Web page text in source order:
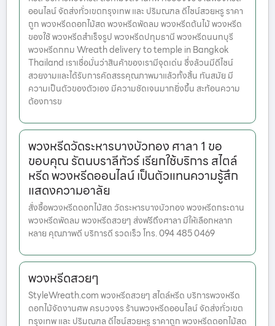
ออนไลน์ จัดส่งทั่วเขตกรุงเทพ และ ปริมณฑล ดีไซน์สวยหรู ราคา
ถูก พวงหรีดดอกไม้สด พวงหรีดพัดลม พวงหรีดต้นไม้ พวงหรีด
ของใช้ พวงหรีดสำเร็จรูป พวงหรีดปทุมธานี พวงหรีดนนทบุรี
พวงหรีดกทม Wreath delivery to temple in Bangkok
Thailand เราเชื่อมั่นว่าสินค้าของเรามีจุดเด่น ซึ่งล้วนมีดีไซน์
สวยงามและได้รับการคัดสรรคุณภาพมาแล้วทั้งสิ้น ทันสมัย มี
ความเป็นตัวของตัวเอง มีความชัดเจนมากยิ่งขึ้น สะท้อนความ
ต้องการข
พวงหรีดวัดระหารบางบัวทอง ศาลา 1 ขอ
ขอบคุณ รัตนบราลีทัวร์ เรียกใช้บริการ สไตล์
หรีด พวงหรีดออนไลน์ เป็นตัวแทนความรู้สึก
แสดงความอาลัย
สั่งซื้อพวงหรีดดอกไม้สด วัดระหารบางบัวทอง พวงหรีดกระดาน
พวงหรีดพัดลม พวงหรีดสวยๆ ส่งฟรีถึงศาลา มีให้เลือกหลาก
หลาย คุณภาพดี บริการดี รวดเร็ว โทร. 094 485 0469
พวงหรีดสวยๆ
StyleWreath.com พวงหรีดสวยๆ สไตล์หรีด บริการพวงหรีด
ดอกไม้จัดงานศพ ครบวงจร ร้านพวงหรีดออนไลน์ จัดส่งทั่วเขต
กรุงเทพ และ ปริมณฑล ดีไซน์สวยหรู ราคาถูก พวงหรีดดอกไม้สด